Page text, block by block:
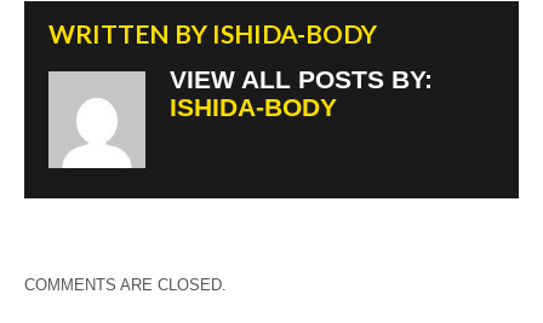
WRITTEN BY ISHIDA-BODY
VIEW ALL POSTS BY:
ISHIDA-BODY
COMMENTS ARE CLOSED.